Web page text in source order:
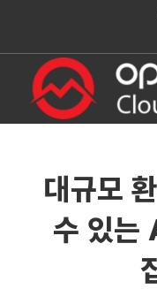
대규모
수 있는